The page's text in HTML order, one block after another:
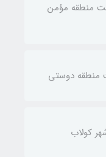
منطقه مؤمن
منطقه دوستی
كولاب